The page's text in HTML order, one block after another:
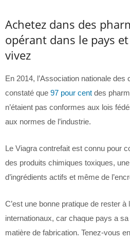
Achetez dans des
opérant dans le pays
vivez
En 2014, l’Association nationale
constaté que 97 pour cent des
n’étaient pas conformes aux lois
aux normes de l’industrie.
Le Viagra contrefait est connu pour
des produits chimiques toxiques,
d’ingrédients actifs et même de
C’est une bonne pratique de rester à
internationaux, car chaque pays a
matière de fabrication. Tenez-vous